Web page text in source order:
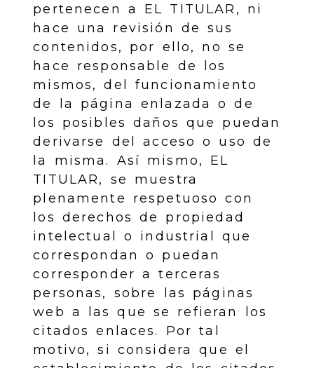
pertenecen a EL TITULAR, ni
hace una revisión de sus
contenidos, por ello, no se
hace responsable de los
mismos, del funcionamiento
de la página enlazada o de
los posibles daños que puedan
derivarse del acceso o uso de
la misma. Así mismo, EL
TITULAR, se muestra
plenamente respetuoso con
los derechos de propiedad
intelectual o industrial que
correspondan o puedan
corresponder a terceras
personas, sobre las páginas
web a las que se refieran los
citados enlaces. Por tal
motivo, si considera que el